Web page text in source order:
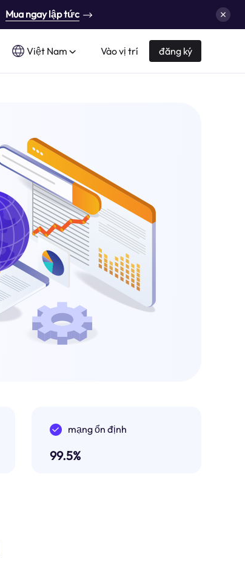
Mua ngay lập tức
Việt Nam Vào vị trí đăng ký
mạng ổn định
99.5%